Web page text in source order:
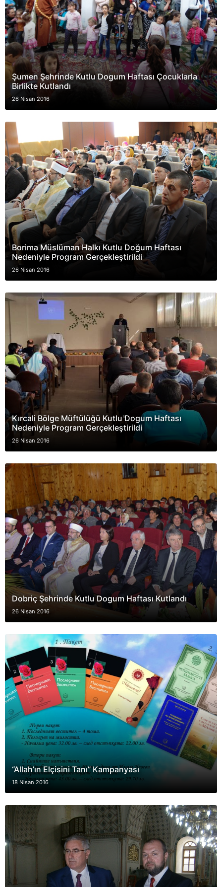
Şumen Şehrinde Kutlu Dogum Haftası Çocuklarla
Birlikte Kutlandı
26 Nisan 2016
Borima Müslüman Halkı Kutlu Doğum Haftası
Nedeniyle Program Gerçekleştirildi
26 Nisan 2016
Kırcali Bölge Müftülüğü Kutlu Dogum Haftası
Nedeniyle Program Gerçekleştirildi
26 Nisan 2016
Dobriç Şehrinde Kutlu Dogum Haftası Kutlandı
26 Nisan 2016
“Allah’ın Elçisini Tanı” Kampanyası
18 Nisan 2016